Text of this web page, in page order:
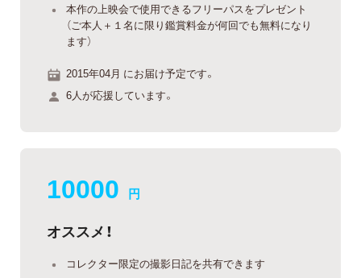
本作の上映会で使用できるフリーパスをプレゼント
（ご本人＋１名に限り鑑賞料金が何回でも無料になり
ます）
2015年04月 にお届け予定です。
6人が応援しています。
10000 円
オススメ！
コレクター限定の撮影日記を共有できます